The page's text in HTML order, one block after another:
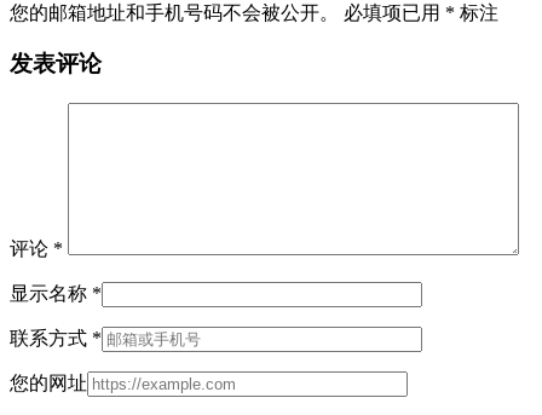
您的邮箱地址和手机号码不会被公开。 必填项已用 * 标注
发表评论
评论 *
显示名称 *
联系方式 *
您的网址